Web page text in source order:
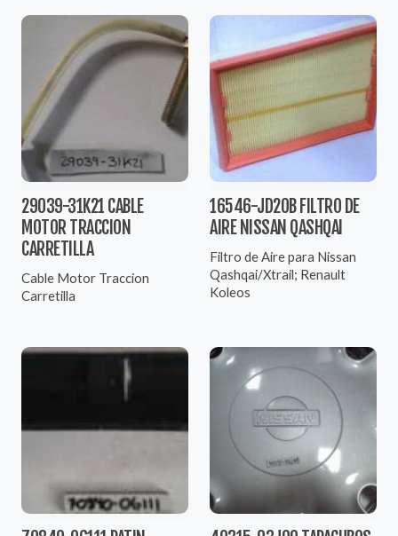
29039-31K21 CABLE
MOTOR TRACCION
CARRETILLA
Cable Motor Traccion
Carretilla
16546-JD20B FILTRO DE
AIRE NISSAN QASHQAI
Filtro de Aire para Nissan
Qashqai/Xtrail; Renault
Koleos